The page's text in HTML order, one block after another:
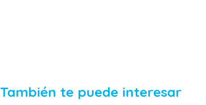
También te puede interesar